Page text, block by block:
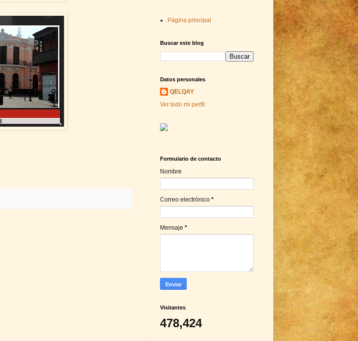
Página principal
Buscar este blog
Datos personales
QELQAY
Ver todo mi perfil
Formulario de contacto
Nombre
Correo electrónico *
Mensaje *
Visitantes
478,424